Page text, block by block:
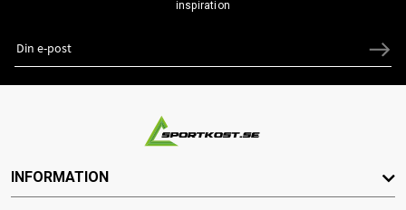
inspiration
INFORMATION